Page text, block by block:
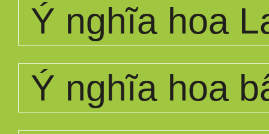
Ý nghĩa hoa
Ý nghĩa hoa